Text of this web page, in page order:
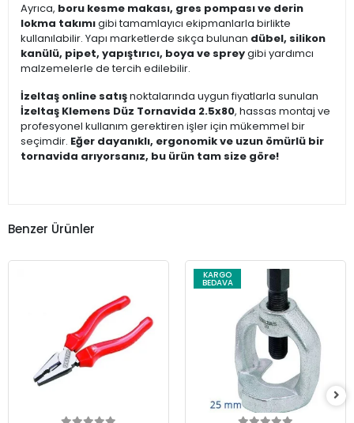
Ayrıca, boru kesme makası, gres pompası ve derin
lokma takımıgibi tamamlayıcı ekipmanlarla birlikte
kullanılabilir. Yapı marketlerde sıkça bulunan dübel, silikon
kanülü, pipet, yapıştırıcı, boya ve spreygibi yardımcı
malzemelerle de tercih edilebilir.
İzeltaş online satışnoktalarında uygun fiyatlarla sunulan
İzeltaş Klemens Düz Tornavida 2.5x80, hassas montaj ve
profesyonel kullanım gerektiren işler için mükemmel bir
seçimdir. Eğer dayanıklı, ergonomik ve uzun ömürlü bir
tornavida arıyorsanız, bu ürün tam size göre!
Benzer Ürünler
KARGO
BEDAVA